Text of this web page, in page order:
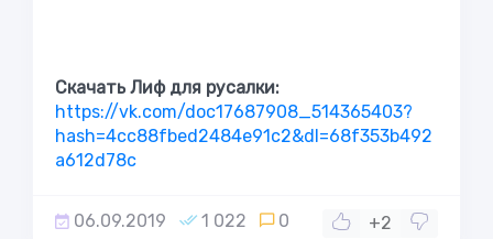
Скачать Лиф для русалки:
https://vk.com/doc17687908_514365403?
hash=4cc88fbed2484e91c2&dl=68f353b492
a612d78c
06.09.2019 1 022 0 +2